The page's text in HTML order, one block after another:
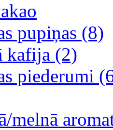
pupiņas (8)
kafija (2)
piederumi
melnā